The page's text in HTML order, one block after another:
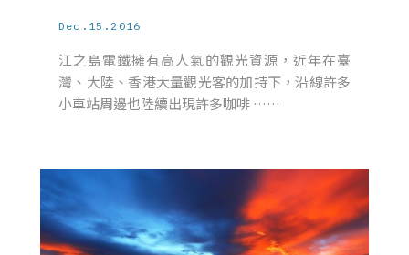
Dec.15.2016
江之島電鐵擁有高人氣的觀光資源，近年在臺
灣、大陸、香港大量觀光客的加持下，沿線許多
小車站周邊也陸續出現許多咖啡 ……